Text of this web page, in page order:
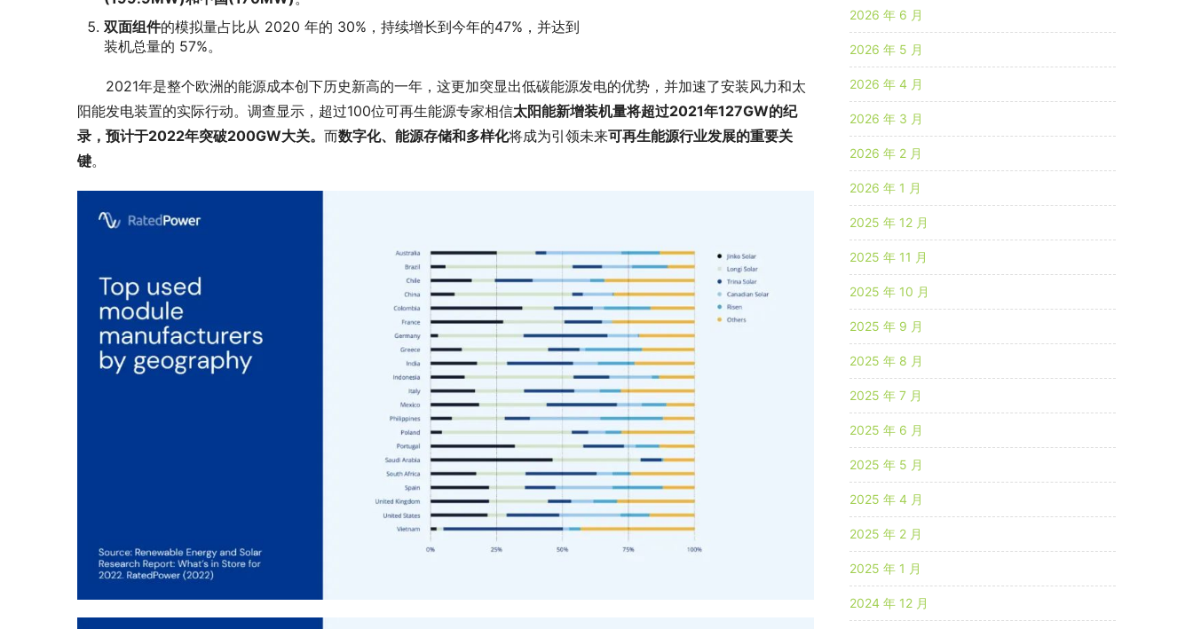
双面组件的模拟量占比从 2020 年的 30%，持续增长到今年的47%，并达到
装机总量的 57%。
2021年是整个欧洲的能源成本创下历史新高的一年，这更加突显出低碳能源发电的优势，并加速了安装风力和太
阳能发电装置的实际行动。调查显示，超过100位可再生能源专家相信太阳能新增装机量将超过2021年127GW的纪
录，预计于2022年突破200GW大关。 而数字化、能源存储和多样化将成为引领未来可再生能源行业发展的重要关
键。
2026 年 6 月
2026 年 5 月
2026 年 4 月
2026 年 3 月
2026 年 2 月
2026 年 1 月
2025 年 12 月
2025 年 11 月
2025 年 10 月
2025 年 9 月
2025 年 8 月
2025 年 7 月
2025 年 6 月
2025 年 5 月
2025 年 4 月
2025 年 2 月
2025 年 1 月
2024 年 12 月